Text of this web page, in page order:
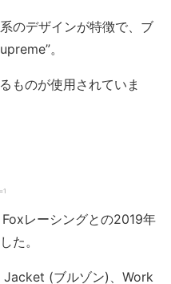
のデザインが特徴で、ブ
。
ものが使用されていま
レーシングとの2019年
た。
(ブルゾン)、Work